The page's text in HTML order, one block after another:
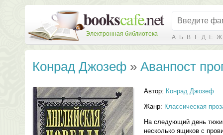
Электронная библиотека А Б В Г Д Е Ж
Конрад Джозеф » Аванпост
Автор: Конрад Джозеф
Жанр: Классическая
На следующий день
несколько ящиков с